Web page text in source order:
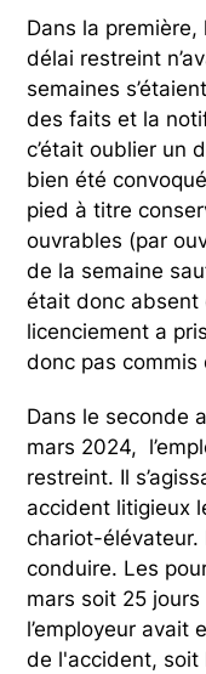
Dans la première,
délai restreint
semaines
des faits et la
c’était oublier un
bien été
pied à titre
ouvrables (par
de la semaine
était donc absent
licenciement a
donc pas commis
Dans le seconde
mars 2024,
restreint. Il
accident litigieux
chariot-
conduire. Les
mars soit 25
l’employeur avait
de l'accident, soit